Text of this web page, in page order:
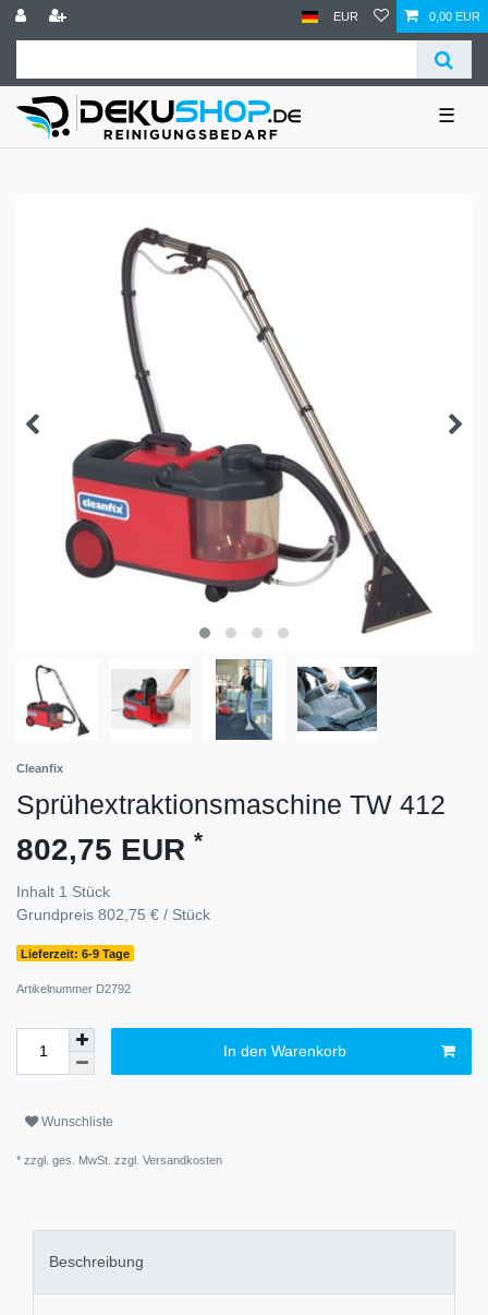
EUR 0,00 EUR
☰
Cleanfix
Sprühextraktionsmaschine TW 412
802,75 EUR *
Inhalt 1 Stück
Grundpreis 802,75 € / Stück
Lieferzeit: 6-9 Tage
Artikelnummer D2792
In den Warenkorb
Wunschliste
* zzgl. ges. MwSt. zzgl. Versandkosten
Beschreibung